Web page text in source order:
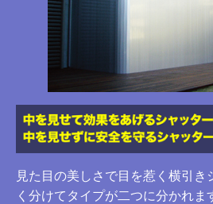
見た目の美しさで目を惹く横引き
く分けてタイプが二つに分かれま